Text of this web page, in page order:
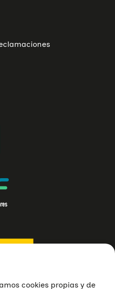
cookies propias y de